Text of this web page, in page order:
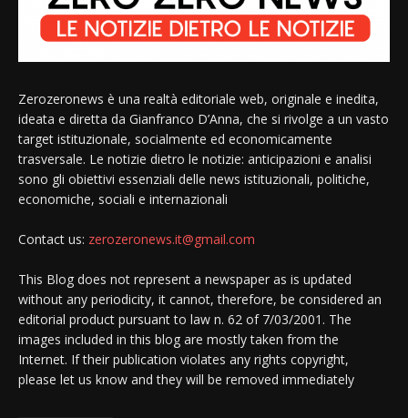
Zerozeronews è una realtà editoriale web, originale e inedita,
ideata e diretta da Gianfranco D’Anna, che si rivolge a un vasto
target istituzionale, socialmente ed economicamente
trasversale. Le notizie dietro le notizie: anticipazioni e analisi
sono gli obiettivi essenziali delle news istituzionali, politiche,
economiche, sociali e internazionali
Contact us: zerozeronews.it@gmail.com
This Blog does not represent a newspaper as is updated
without any periodicity, it cannot, therefore, be considered an
editorial product pursuant to law n. 62 of 7/03/2001. The
images included in this blog are mostly taken from the
Internet. If their publication violates any rights copyright,
please let us know and they will be removed immediately